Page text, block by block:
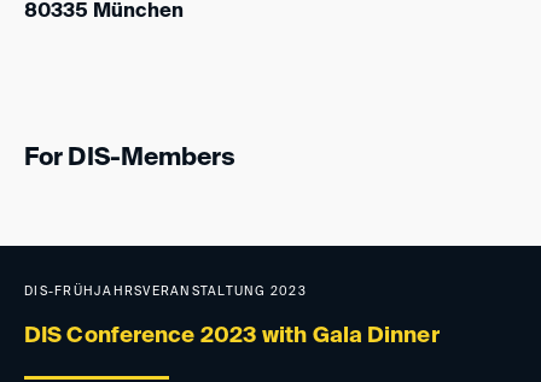
80335 München
For DIS-Members
DIS-FRÜHJAHRSVERANSTALTUNG 2023
DIS Conference 2023 with Gala Dinner